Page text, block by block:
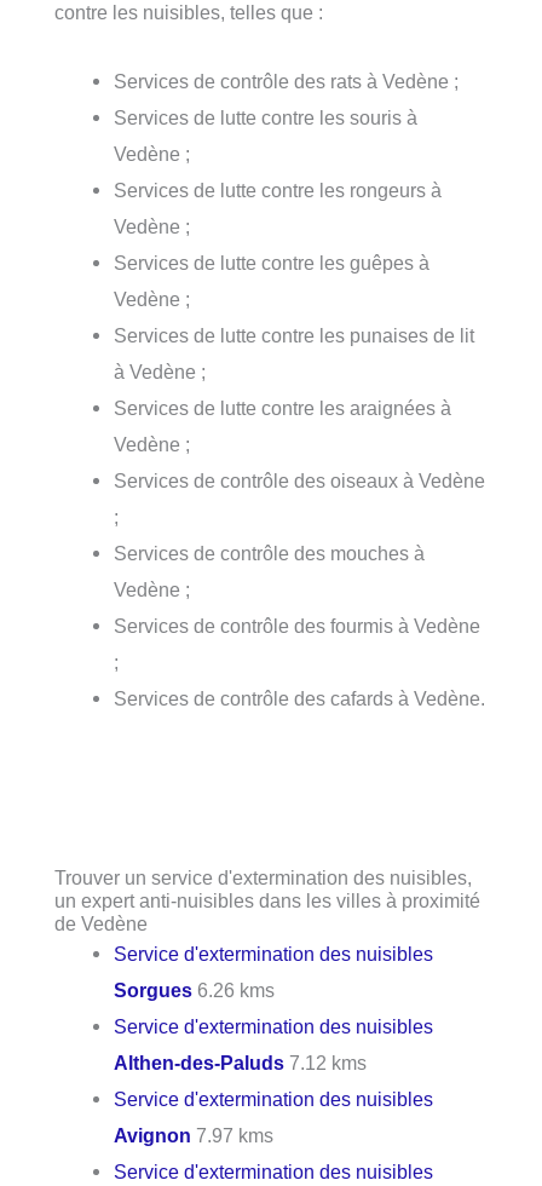
contre les nuisibles, telles que :
Services de contrôle des rats à Vedène ;
Services de lutte contre les souris à
Vedène ;
Services de lutte contre les rongeurs à
Vedène ;
Services de lutte contre les guêpes à
Vedène ;
Services de lutte contre les punaises de lit
à Vedène ;
Services de lutte contre les araignées à
Vedène ;
Services de contrôle des oiseaux à Vedène
;
Services de contrôle des mouches à
Vedène ;
Services de contrôle des fourmis à Vedène
;
Services de contrôle des cafards à Vedène.
Trouver un service d'extermination des nuisibles,
un expert anti-nuisibles dans les villes à proximité
de Vedène
Service d'extermination des nuisibles
Sorgues 6.26 kms
Service d'extermination des nuisibles
Althen-des-Paluds 7.12 kms
Service d'extermination des nuisibles
Avignon 7.97 kms
Service d'extermination des nuisibles